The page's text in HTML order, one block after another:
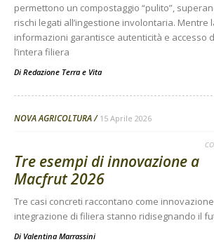
permettono un compostaggio “pulito”,
rischi legati all’ingestione involontaria. Mentre
informazioni garantisce autenticità e accesso
l’intera filiera
Di Redazione Terra e Vita
NOVA AGRICOLTURA 15 Aprile 2026
Tre esempi di innovazione a
Macfrut 2026
Tre casi concreti raccontano come
integrazione di filiera stanno ridisegnando il
Di Valentina Marrassini